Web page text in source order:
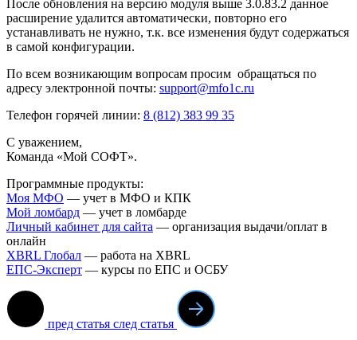
После обновления на версию модуля выше 3.0.83.2 данное
расширение удалится автоматически, повторно его
устанавливать не нужно, т.к. все изменения будут содержаться
в самой конфигурации.
По всем возникающим вопросам просим обращаться по
адресу электронной почты: support@mfo1c.ru
Телефон горячей линии: 8 (812) 383 99 35
С уважением,
Команда «Мой СОФТ».
Программные продукты:
Моя МФО — учет в МФО и КПК
Мой ломбард — учет в ломбарде
Личный кабинет для сайта — организация выдачи/оплат в
онлайн
XBRL Глобал — работа на XBRL
ЕПС-Эксперт — курсы по ЕПС и ОСБУ
пред статья след статья